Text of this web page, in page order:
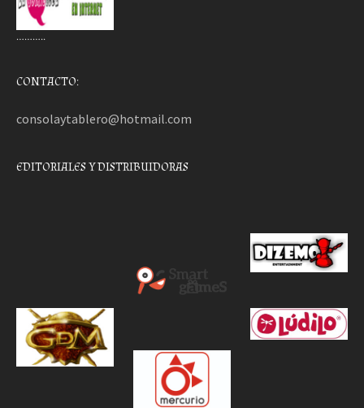
………..
CONTACTO:
consolaytablero@hotmail.com
EDITORIALES Y DISTRIBUIDORAS